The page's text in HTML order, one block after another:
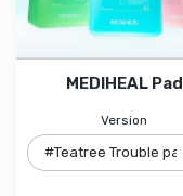
MEDIHEAL Pad
Version